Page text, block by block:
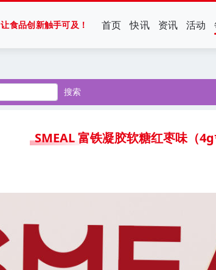
让食品创新触手可及！ 首页 快讯 资讯 活动
搜索
SMEAL 富铁凝胶软糖红枣味（